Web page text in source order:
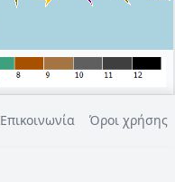
Επικοινωνία Όροι χρήσης